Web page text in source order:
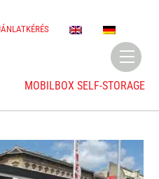
E
D
Menu
MOBILBOX SELF-STORAGE